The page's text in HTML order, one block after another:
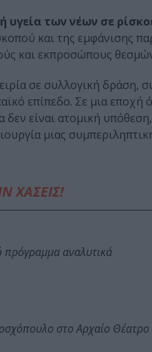
υγεία των νέων σε
και της εμφάνισης
και εκπροσώπους
σε συλλογική δράση,
επίπεδο. Σε μια
είναι ατομική
μιας
ΧΑΣΕΙΣ!
πρόγραμμα αναλυτικά
στο Αρχαίο